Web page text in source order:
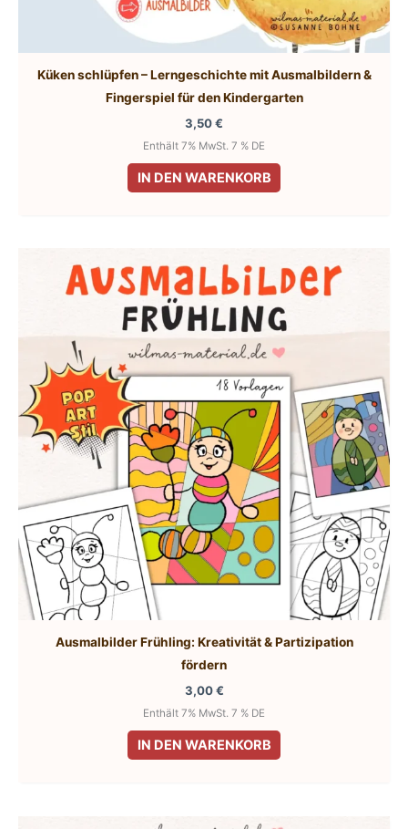
Küken schlüpfen – Lerngeschichte mit Ausmalbildern &
Fingerspiel für den Kindergarten
3,50€
Enthält 7% MwSt. 7 % DE
IN DEN WARENKORB
Ausmalbilder Frühling: Kreativität & Partizipation
fördern
3,00€
Enthält 7% MwSt. 7 % DE
IN DEN WARENKORB